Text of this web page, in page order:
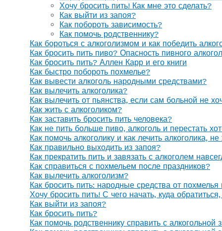
Хочу бросить пить! Как мне это сделать?
Как выйти из запоя?
Как побороть зависимость?
Как помочь родственнику?
Как бороться с алкоголизмом и как победить
Как бросить пить пиво? Опасность пивного
Как бросить пить? Аллен Карр и его книги
Как быстро побороть похмелье?
Как вывести алкоголь народными средствами?
Как вылечить алкоголика?
Как вылечить от пьянства, если сам больной не
Как жить с алкоголиком?
Как заставить бросить пить человека?
Как не пить больше пиво, алкоголь и перестать
Как помочь алкоголику и как лечить алкоголика,
Как правильно выходить из запоя?
Как прекратить пить и завязать с алкоголем
Как справиться с похмельем после праздников?
Как вылечить алкоголизм?
Как бросить пить: народные средства от похмелья
Хочу бросить пить! С чего начать, куда
Как выйти из запоя?
Как бросить пить?
Как помочь родственнику справить с алкогольной